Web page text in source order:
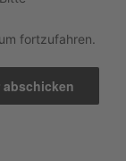
um fortzufahren.